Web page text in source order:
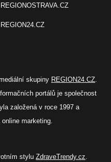
REGIONOSTRAVA.CZ
REGION24.CZ
skupiny REGION24.CZ.
portálů je společnost
založená v roce 1997 a
marketing.
stylu ZdraveTrendy.cz.